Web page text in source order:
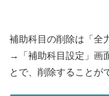
補助科目の削除は「全
→「補助科目設定」画
とで、削除することが